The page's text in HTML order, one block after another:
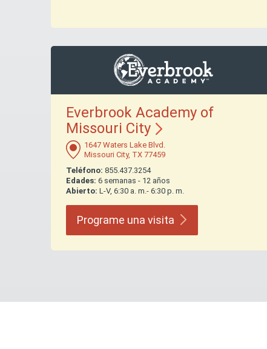
Everbrook Academy of
Missouri City
1647 Waters Lake Blvd.
Missouri City, TX 77459
Teléfono: 855.437.3254
Edades: 6 semanas - 12 años
Abierto: L-V, 6:30 a. m.- 6:30 p. m.
Programe una visita